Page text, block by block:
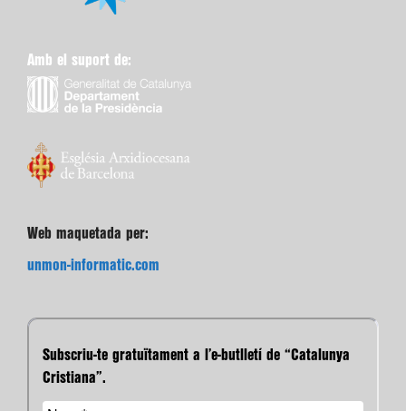
Amb el suport de:
Web maquetada per:
unmon-informatic.com
Subscriu-te gratuïtament a l’e-butlletí de “Catalunya
Cristiana”.